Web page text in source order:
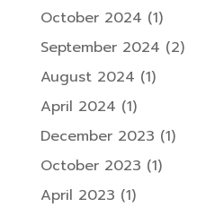
October 2024 (1)
September 2024 (2)
August 2024 (1)
April 2024 (1)
December 2023 (1)
October 2023 (1)
April 2023 (1)